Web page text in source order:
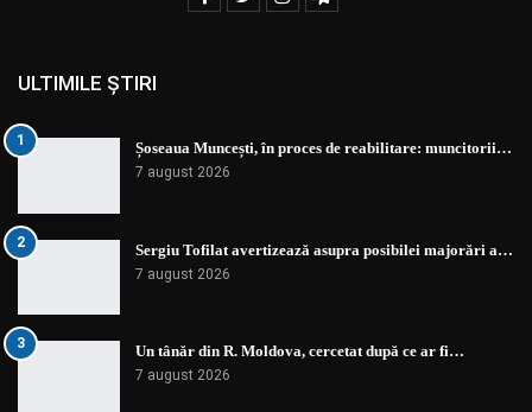
ULTIMILE ȘTIRI
1 Șoseaua Muncești, în proces de reabilitare: muncitorii…
7 august 2026
2 Sergiu Tofilat avertizează asupra posibilei majorări a…
7 august 2026
3 Un tânăr din R. Moldova, cercetat după ce ar fi…
7 august 2026